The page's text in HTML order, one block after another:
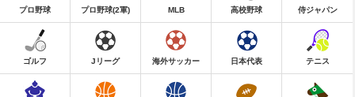
プロ野球 プロ野球(2軍) MLB 高校野球 侍ジャパン
ゴルフ Jリーグ 海外サッカー 日本代表 テニス